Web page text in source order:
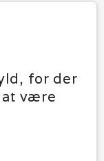
for der
at være